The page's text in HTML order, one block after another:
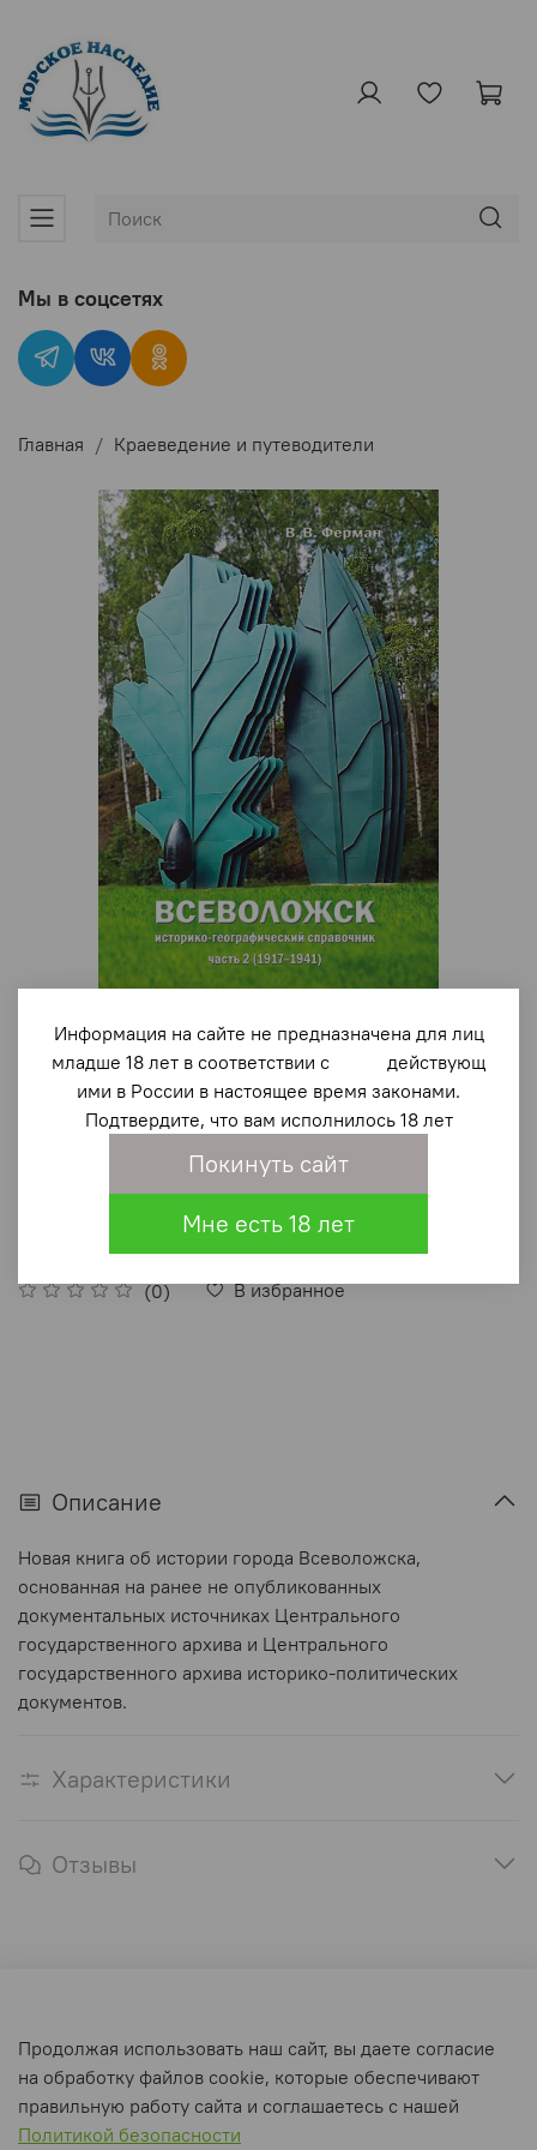
Главная Краеведение и путеводители
2366
Всеволожск: историко-географический
справочник. Часть 2 (1917–1941)
(0) В избранное
В корзину
Описание
Новая книга об истории города Всеволожска,
основанная на ранее не опубликованных
документальных источниках Центрального
государственного архива и Центрального
государственного архива историко-политических
документов.
Характеристики
Отзывы
Мы в соцсетях
Пользовательское соглашение
Условия обмена и возврата
Интернет-магазин создан на inSales
Продолжая использовать наш сайт, вы даете согласие
на обработку файлов cookie, которые обеспечивают
правильную работу сайта и соглашаетесь с нашей
Политикой безопасности
Информация на сайте не предназначена для лиц
младше 18 лет в соответствии с действующ
ими в России в настоящее время законами.
Подтвердите, что вам исполнилось 18 лет
Покинуть сайт
Мне есть 18 лет